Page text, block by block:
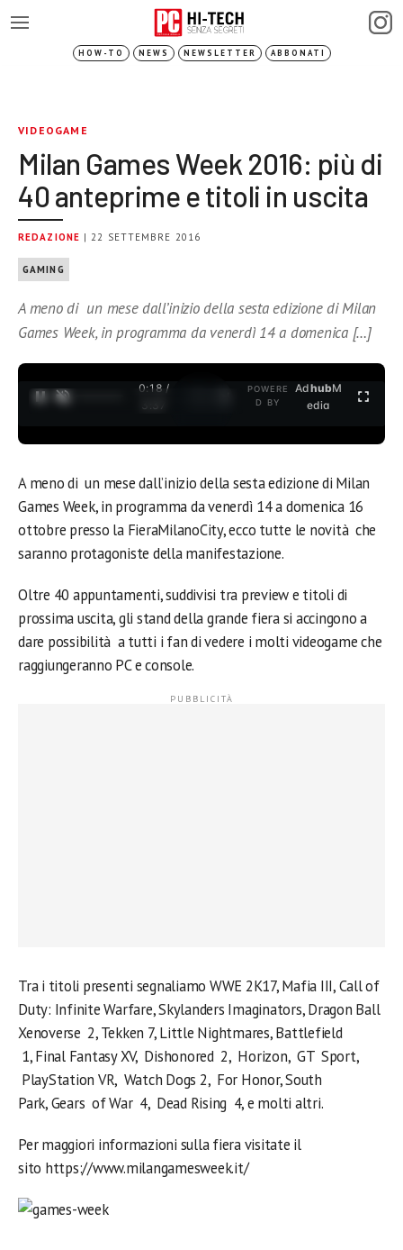
HOW-TO NEWS NEWSLETTER ABBONATI
VIDEOGAME
Milan Games Week 2016: più di
40 anteprime e titoli in uscita
REDAZIONE | 22 SETTEMBRE 2016
GAMING
A meno di un mese dall’inizio della sesta edizione di Milan
Games Week, in programma da venerdì 14 a domenica […]
0:18 /
3:37
POWERE
D BY
AdhubM
edia
A meno di un mese dall’inizio della sesta edizione di Milan
Games Week, in programma da venerdì 14 a domenica 16
ottobre presso la FieraMilanoCity, ecco tutte le novità che
saranno protagoniste della manifestazione.
Oltre 40 appuntamenti, suddivisi tra preview e titoli di
prossima uscita, gli stand della grande fiera si accingono a
dare possibilità a tutti i fan di vedere i molti videogame che
raggiungeranno PC e console.
Tra i titoli presenti segnaliamo WWE 2K17, Mafia III, Call of
Duty: Infinite Warfare, Skylanders Imaginators, Dragon Ball
Xenoverse 2, Tekken 7, Little Nightmares, Battlefield
1, Final Fantasy XV, Dishonored 2, Horizon, GT Sport,
PlayStation VR, Watch Dogs 2, For Honor, South
Park, Gears of War 4, Dead Rising 4, e molti altri.
Per maggiori informazioni sulla fiera visitate il
sito https://www.milangamesweek.it/